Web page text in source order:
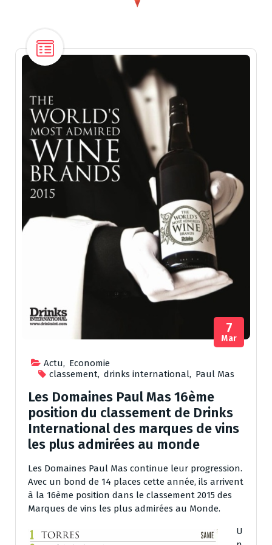
Actu, Economie
classement, drinks international, Paul Mas
7
Mar
Les Domaines Paul Mas 16ème
position du classement de Drinks
International des marques de vins
les plus admirées au monde
Les Domaines Paul Mas​ continue leur progression.
Avec un bond de 14 places cette année, ils arrivent
à la 16ème position dans le classement 2015 des
Marques de vins les plus admirées au Monde.
U